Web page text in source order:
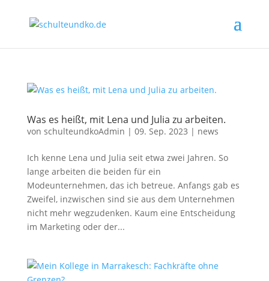
Was es heißt, mit Lena und Julia zu arbeiten.
von schulteundkoAdmin | 09. Sep. 2023 | news
Ich kenne Lena und Julia seit etwa zwei Jahren. So
lange arbeiten die beiden für ein
Modeunternehmen, das ich betreue. Anfangs gab es
Zweifel, inzwischen sind sie aus dem Unternehmen
nicht mehr wegzudenken. Kaum eine Entscheidung
im Marketing oder der...